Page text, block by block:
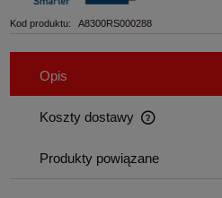
Kod produktu: A8300RS000288
Opis
Koszty dostawy
Cena nie zawiera ewentualnych
Produkty powiązane